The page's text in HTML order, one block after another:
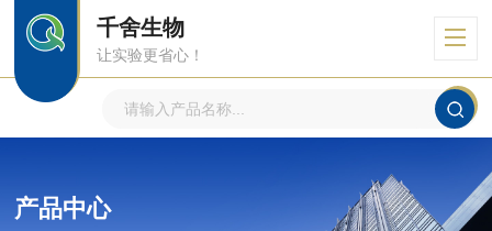
千舍生物
让实验更省心！
产品中心